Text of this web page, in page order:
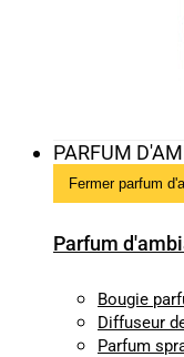
PARFUM
Fermer parfum
Parfum
Bougie
Diffuseur
Parfum